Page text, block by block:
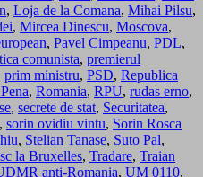
, Loja de la Comana, Mihai Pilsu,
, Mircea Dinescu, Moscova,
, Pavel Cimpeanu, PDL,
comunista, premierul
prim ministru, PSD, Republica
, Romania, RPU, rudas erno,
, secrete de stat, Securitatea,
, sorin ovidiu vintu, Sorin Rosca
, Stelian Tanase, Suto Pal,
la Bruxelles, Tradare, Traian
anti-Romania, UM 0110,